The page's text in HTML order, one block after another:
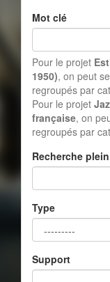
Mot clé
Pour le projet
1950), on peut
regroupés par
Pour le projet
française, on
regroupés par
Recherche
Type
Support